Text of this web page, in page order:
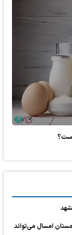
است؟
امسال می‌تواند